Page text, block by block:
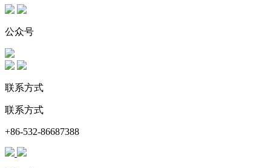
公众号
联系方式
联系方式
+86-532-86687388